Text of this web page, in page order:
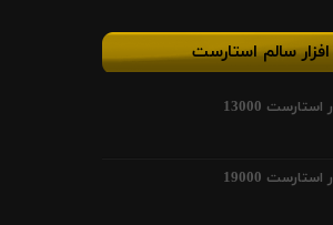
سالم استارست
استارست 13000
استارست 19000